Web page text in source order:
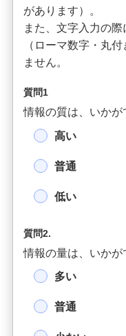
があります）。
また、文字入力の
（ローマ数字・丸
ません。
質問1
情報の質は、いかが
高い
普通
低い
質問2.
情報の量は、いかが
多い
普通